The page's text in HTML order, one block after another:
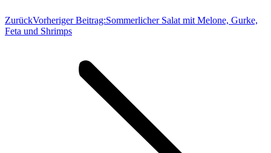
ZurückVorheriger Beitrag:Sommerlicher Salat mit Melone, Gurke,
Feta und Shrimps